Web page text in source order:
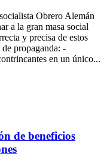
Obrero Alemán
a la gran masa social
y precisa de estos
propaganda: -
en un único...
de beneficios